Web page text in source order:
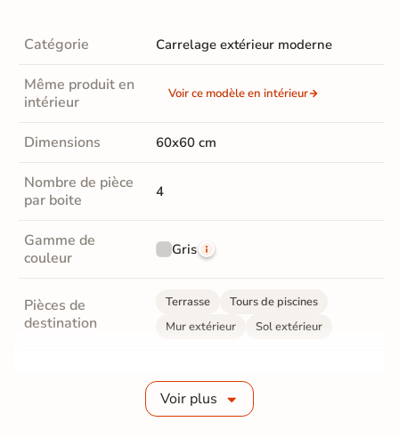
Catégorie Carrelage extérieur moderne
Même produit en
intérieur
Voir ce modèle en intérieur
Dimensions 60x60 cm
Nombre de pièce
par boite
4
Gamme de
couleur
Gris
Pièces de
destination
Terrasse
Tours de piscines
Mur extérieur
Sol extérieur
9 mm
Voir plus